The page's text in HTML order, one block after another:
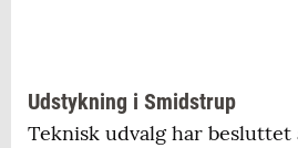
Udstykning i Smidstrup
Teknisk udvalg har